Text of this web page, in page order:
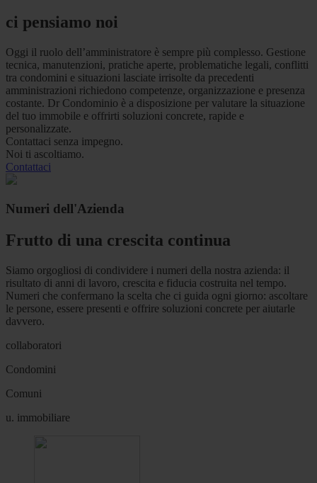
ci pensiamo noi
Oggi il ruolo dell’amministratore è sempre più complesso. Gestione
tecnica, manutenzioni, pratiche aperte, problematiche legali, conflitti
tra condomini e situazioni lasciate irrisolte da precedenti
amministrazioni richiedono competenze, organizzazione e presenza
costante. Dr Condominio è a disposizione per valutare la situazione
del tuo immobile e offrirti soluzioni concrete, rapide e
personalizzate.
Contattaci senza impegno.
Noi ti ascoltiamo.
Contattaci
Numeri dell'Azienda
Frutto di una crescita continua
Siamo orgogliosi di condividere i numeri della nostra azienda: il
risultato di anni di lavoro, crescita e fiducia costruita nel tempo.
Numeri che confermano la scelta che ci guida ogni giorno: ascoltare
le persone, essere presenti e offrire soluzioni concrete per aiutarle
davvero.
collaboratori
Condomini
Comuni
u. immobiliare